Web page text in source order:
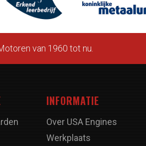
van 1960 tot nu.
INFORMATIE
Over USA Engines
Werkplaats